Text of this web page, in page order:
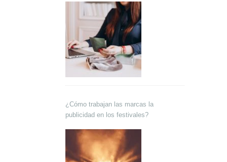
¿Cómo trabajan las marcas la
publicidad en los festivales?